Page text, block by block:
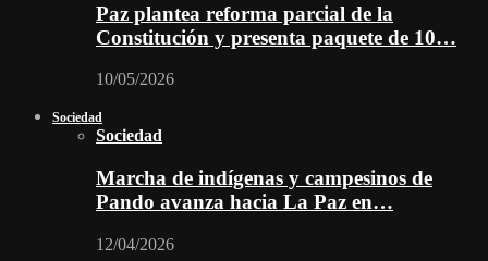
Paz plantea reforma parcial de la
Constitución y presenta paquete de 10…
10/05/2026
Sociedad
Sociedad
Marcha de indígenas y campesinos de
Pando avanza hacia La Paz en…
12/04/2026